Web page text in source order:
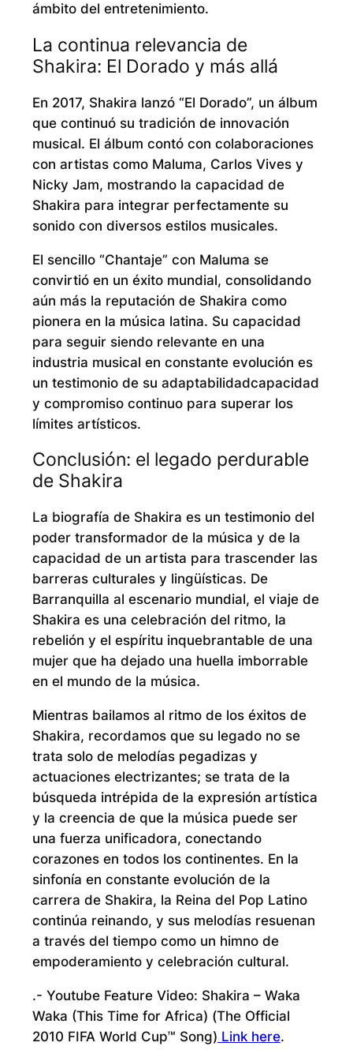
ámbito del entretenimiento.
La continua relevancia de
Shakira: El Dorado y más allá
En 2017, Shakira lanzó “El Dorado”, un álbum
que continuó su tradición de innovación
musical. El álbum contó con colaboraciones
con artistas como Maluma, Carlos Vives y
Nicky Jam, mostrando la capacidad de
Shakira para integrar perfectamente su
sonido con diversos estilos musicales.
El sencillo “Chantaje” con Maluma se
convirtió en un éxito mundial, consolidando
aún más la reputación de Shakira como
pionera en la música latina. Su capacidad
para seguir siendo relevante en una
industria musical en constante evolución es
un testimonio de su adaptabilidadcapacidad
y compromiso continuo para superar los
límites artísticos.
Conclusión: el legado perdurable
de Shakira
La biografía de Shakira es un testimonio del
poder transformador de la música y de la
capacidad de un artista para trascender las
barreras culturales y lingüísticas. De
Barranquilla al escenario mundial, el viaje de
Shakira es una celebración del ritmo, la
rebelión y el espíritu inquebrantable de una
mujer que ha dejado una huella imborrable
en el mundo de la música.
Mientras bailamos al ritmo de los éxitos de
Shakira, recordamos que su legado no se
trata solo de melodías pegadizas y
actuaciones electrizantes; se trata de la
búsqueda intrépida de la expresión artística
y la creencia de que la música puede ser
una fuerza unificadora, conectando
corazones en todos los continentes. En la
sinfonía en constante evolución de la
carrera de Shakira, la Reina del Pop Latino
continúa reinando, y sus melodías resuenan
a través del tiempo como un himno de
empoderamiento y celebración cultural.
.- Youtube Feature Video: Shakira – Waka
Waka (This Time for Africa) (The Official
2010 FIFA World Cup™ Song) Link here.